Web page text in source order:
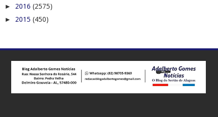
► 2016 (2575)
► 2015 (450)